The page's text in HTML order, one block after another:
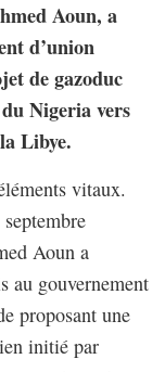
Aoun, a
d’union
de gazoduc
Nigeria vers
Libye.
vitaux.
Aoun a
au gouvernement
proposant une
initié par